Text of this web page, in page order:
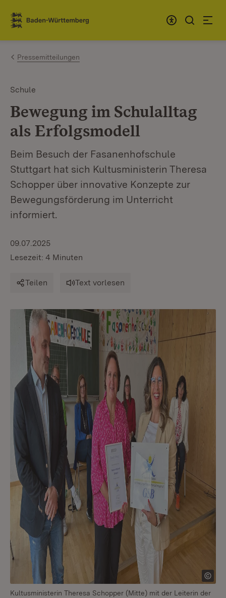
Zum Inhalt springen
Link zur Startseite
Pressemitteilungen
Schule
Bewegung im Schulalltag
als Erfolgsmodell
Beim Besuch der Fasanenhofschule
Stuttgart hat sich Kultusministerin Theresa
Schopper über innovative Konzepte zur
Bewegungsförderung im Unterricht
informiert.
09.07.2025
Lesezeit: 4 Minuten
Teilen Text vorlesen
Kultusministerin Theresa Schopper (Mitte) mit der Leiterin der